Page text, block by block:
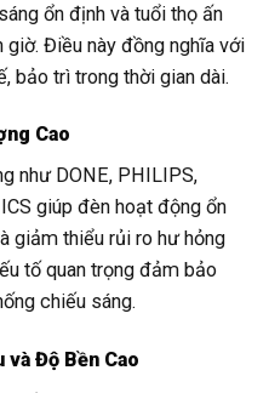
ổn định và tuổi thọ ấn
Điều này đồng nghĩa với
bảo trì trong thời gian dài.
Cao
như DONE, PHILIPS,
giúp đèn hoạt động ổn
giảm thiểu rủi ro hư hỏng
tố quan trọng đảm bảo
chiếu sáng.
Độ Bền Cao